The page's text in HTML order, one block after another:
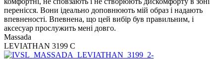
перенісся. Вони ідеально доповнюють мій образ і надають
впевненості. Впевнена, що цей вибір був правильним, і
аксесуар прослужить мені довго.
Massada
LEVIATHAN 3199 C